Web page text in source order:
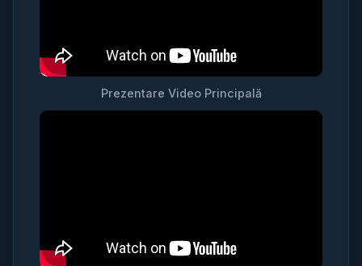
Prezentare Video Principală